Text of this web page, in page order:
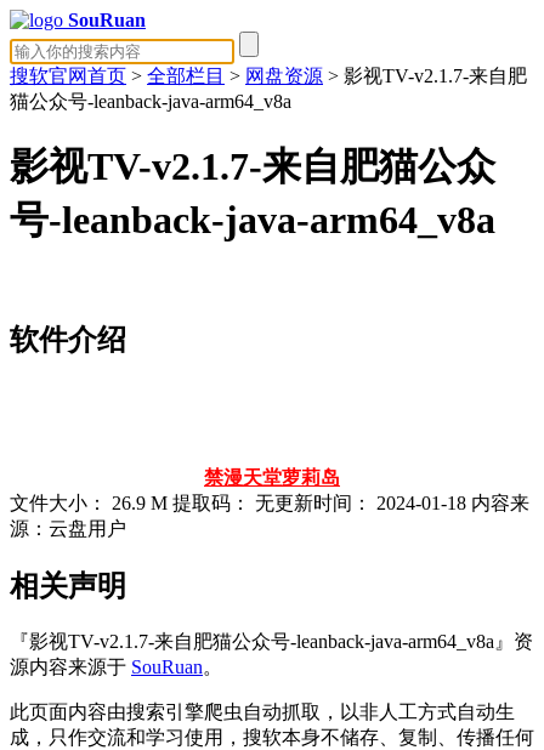
SouRuan
搜软官网首页 > 全部栏目 > 网盘资源 > 影视TV-v2.1.7-来自肥
猫公众号-leanback-java-arm64_v8a
影视TV-v2.1.7-来自肥猫公众
号-leanback-java-arm64_v8a
软件介绍
禁漫天堂萝莉岛
文件大小：
26.9 M 提取码： 无更新时间： 2024-01-18 内容来
源：云盘用户
相关声明
『影视TV-v2.1.7-来自肥猫公众号-leanback-java-arm64_v8a』资
源内容来源于 SouRuan。
此页面内容由搜索引擎爬虫自动抓取，以非人工方式自动生
成，只作交流和学习使用，搜软本身不储存、复制、传播任何